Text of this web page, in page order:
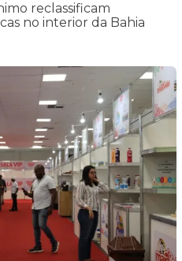
reclassificam
no interior da Bahia